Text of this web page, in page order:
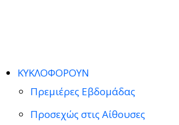
ΚΥΚΛΟΦΟΡΟΥΝ
Πρεμιέρες Εβδομάδας
Προσεχώς στις Αίθουσες